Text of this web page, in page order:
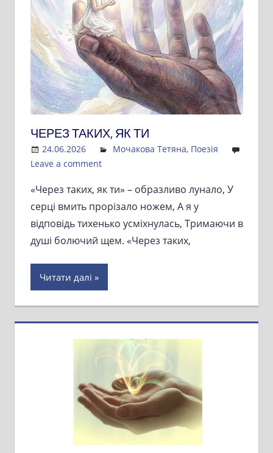
ЧЕРЕЗ ТАКИХ, ЯК ТИ
24.06.2026 Admin
Мочакова Тетяна, Поезія
Leave a comment
«Через таких, як ти» – образливо лунало, У
серці вмить прорізало ножем, А я у
відповідь тихенько усміхнулась, Тримаючи в
душі болючий щем. «Через таких,
Читати далі